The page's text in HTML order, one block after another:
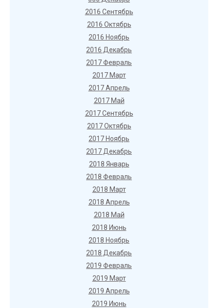
2016 Сентябрь
2016 Октябрь
2016 Ноябрь
2016 Декабрь
2017 Февраль
2017 Март
2017 Апрель
2017 Май
2017 Сентябрь
2017 Октябрь
2017 Ноябрь
2017 Декабрь
2018 Январь
2018 Февраль
2018 Март
2018 Апрель
2018 Май
2018 Июнь
2018 Ноябрь
2018 Декабрь
2019 Февраль
2019 Март
2019 Апрель
2019 Июнь